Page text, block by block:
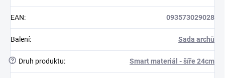
EAN: 093573029028
Balení: Sada archů
? Druh produktu: Smart materiál - šíře 24cm